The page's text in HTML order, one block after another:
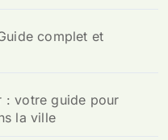
complet et
: votre guide pour
la ville